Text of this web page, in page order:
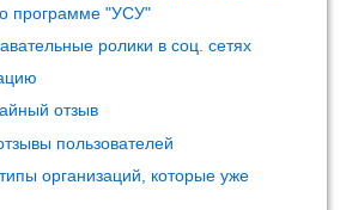
программе "УСУ"
ролики в соц. сетях
отзыв
пользователей
организаций, которые уже